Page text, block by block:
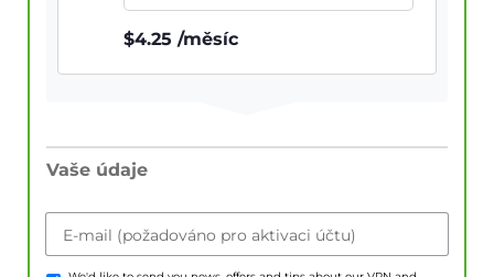
$4.25 /měsíc
Vaše údaje
E-mail (požadováno pro aktivaci účtu)